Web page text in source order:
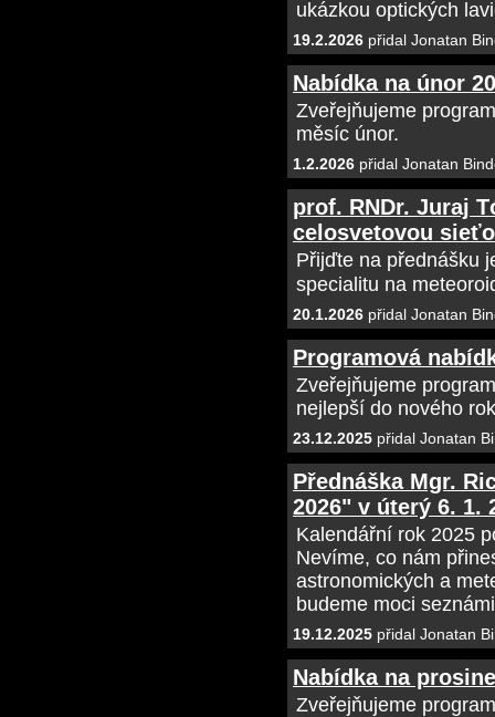
ukázkou optických
19.2.2026 přidal Jonatan
Nabídka na únor
Zveřejňujeme
měsíc únor.
1.2.2026 přidal Jonatan
prof. RNDr. Juraj
celosvetovou
Přijďte na přednášku
specialitu na
20.1.2026 přidal Jonatan
Programová
Zveřejňujeme
nejlepší do nového
23.12.2025 přidal Jonatan
Přednáška Mgr.
2026" v úterý 6. 1.
Kalendářní rok 2025
Nevíme, co nám
astronomických a
budeme moci
19.12.2025 přidal Jonatan
Nabídka na
Zveřejňujeme